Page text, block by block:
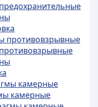
противовзрывные
камерные
камерные